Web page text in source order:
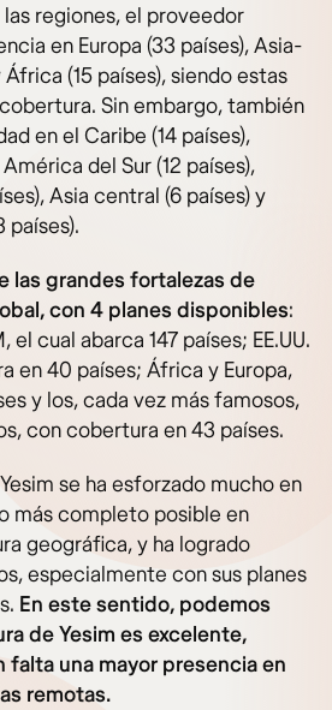
regiones, el proveedor
en Europa (33 países), Asia-
(15 países), siendo estas
Sin embargo, también
en el Caribe (14 países),
del Sur (12 países),
Asia central (6 países) y
países).
las grandes fortalezas de
con 4 planes disponibles:
el cual abarca 147 países; EE.UU.
en 40 países; África y Europa,
y los, cada vez más famosos,
con cobertura en 43 países.
se ha esforzado mucho en
más completo posible en
geográfica, y ha logrado
especialmente con sus planes
En este sentido, podemos
de Yesim es excelente,
falta una mayor presencia en
remotas.